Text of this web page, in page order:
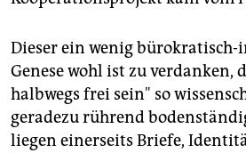
Dieser ein wenig
Genese wohl ist zu verdanken,
halbwegs frei sein" so
geradezu rührend
liegen einerseits Briefe,